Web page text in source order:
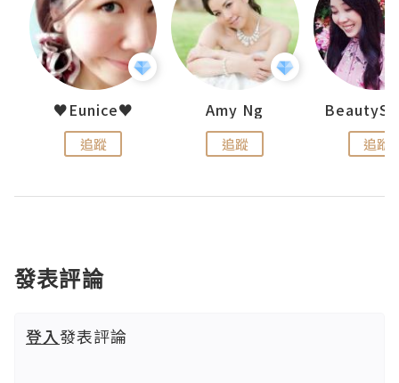
♥Eunice♥
追蹤
Amy Ng
追蹤 追蹤
發表評論
登入發表評論